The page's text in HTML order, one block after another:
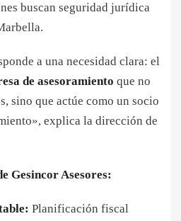
buscan seguridad jurídica
a una necesidad clara: el
de asesoramiento que no
sino que actúe como un socio
explica la dirección de
Gesincor Asesores:
Planificación fiscal